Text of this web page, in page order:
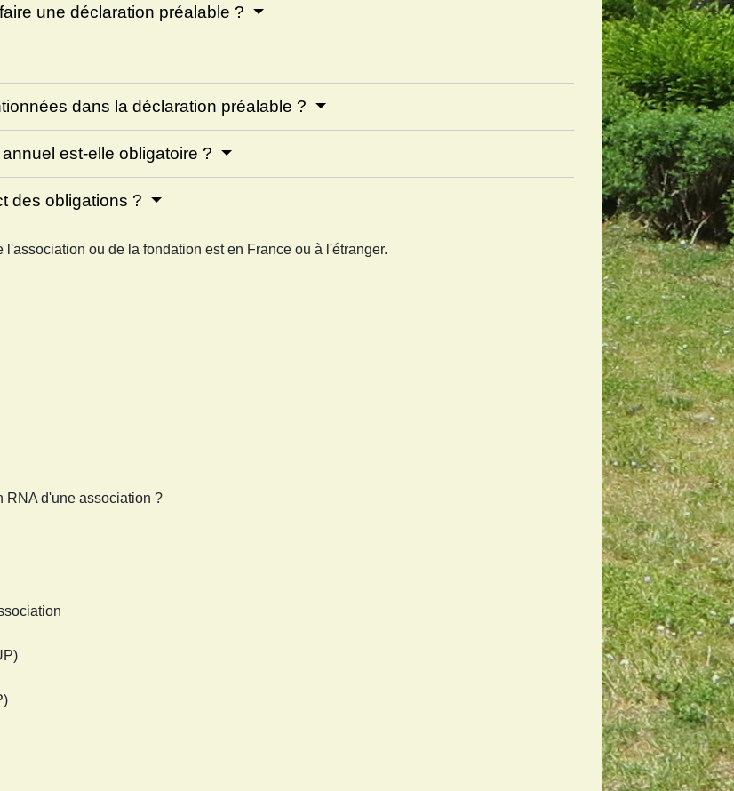
une déclaration préalable ?
dans la déclaration préalable ?
est-elle obligatoire ?
des obligations ?
ou de la fondation est en France ou à l'étranger.
RNA d'une association ?